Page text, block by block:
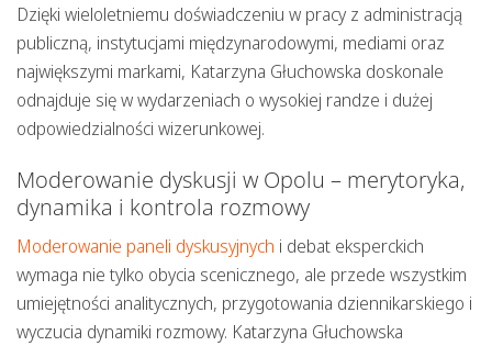
Dzięki wieloletniemu doświadczeniu w pracy z administracją
publiczną, instytucjami międzynarodowymi, mediami oraz
największymi markami, Katarzyna Głuchowska doskonale
odnajduje się w wydarzeniach o wysokiej randze i dużej
odpowiedzialności wizerunkowej.
Moderowanie dyskusji w Opolu – merytoryka,
dynamika i kontrola rozmowy
Moderowanie paneli dyskusyjnych i debat eksperckich
wymaga nie tylko obycia scenicznego, ale przede wszystkim
umiejętności analitycznych, przygotowania dziennikarskiego i
wyczucia dynamiki rozmowy. Katarzyna Głuchowska